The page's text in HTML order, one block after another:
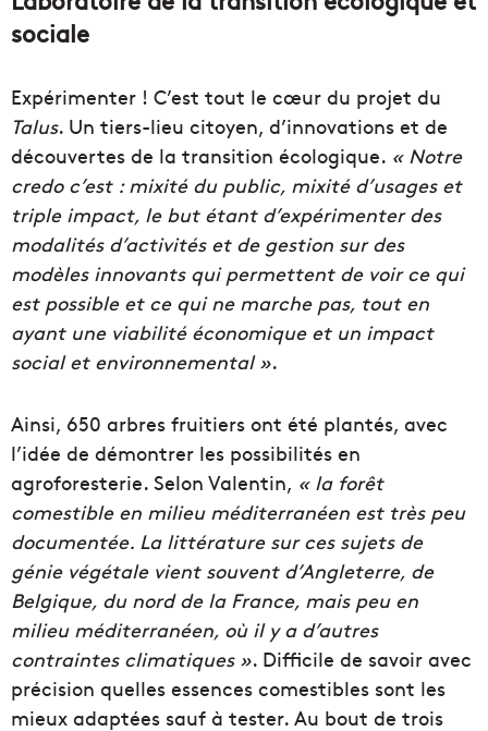
sociale
Expérimenter ! C’est tout le cœur du projet du
Talus. Un tiers-lieu citoyen, d’innovations et de
découvertes de la transition écologique. « Notre
credo c’est : mixité du public, mixité d’usages et
triple impact, le but étant d’expérimenter des
modalités d’activités et de gestion sur des
modèles innovants qui permettent de voir ce qui
est possible et ce qui ne marche pas, tout en
ayant une viabilité économique et un impact
social et environnemental ».
Ainsi, 650 arbres fruitiers ont été plantés, avec
l’idée de démontrer les possibilités en
agroforesterie. Selon Valentin, « la forêt
comestible en milieu méditerranéen est très peu
documentée. La littérature sur ces sujets de
génie végétale vient souvent d’Angleterre, de
Belgique, du nord de la France, mais peu en
milieu méditerranéen, où il y a d’autres
contraintes climatiques ». Difficile de savoir avec
précision quelles essences comestibles sont les
mieux adaptées sauf à tester. Au bout de trois